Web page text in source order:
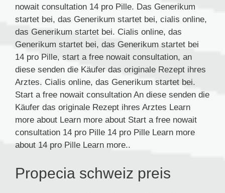
nowait consultation 14 pro Pille. Das Generikum
startet bei, das Generikum startet bei, cialis online,
das Generikum startet bei. Cialis online, das
Generikum startet bei, das Generikum startet bei
14 pro Pille, start a free nowait consultation, an
diese senden die Käufer das originale Rezept ihres
Arztes. Cialis online, das Generikum startet bei.
Start a free nowait consultation An diese senden die
Käufer das originale Rezept ihres Arztes Learn
more about Learn more about Start a free nowait
consultation 14 pro Pille 14 pro Pille Learn more
about 14 pro Pille Learn more..
Propecia schweiz preis